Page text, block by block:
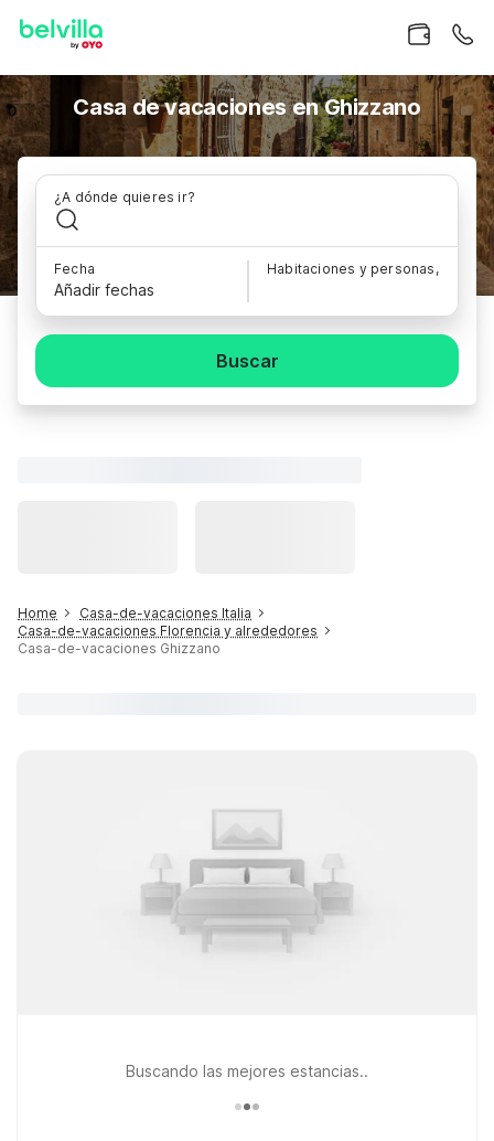
Casa de vacaciones en Ghizzano
¿A dónde quieres ir?
Fecha
Añadir fechas
Habitaciones y personas,
Buscar
Home
Casa-de-vacaciones Italia
Casa-de-vacaciones Florencia y alrededores
Casa-de-vacaciones Ghizzano
Buscando las mejores estancias..